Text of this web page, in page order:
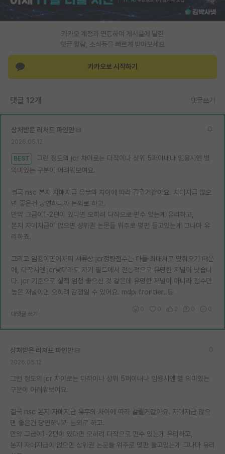
재팬라운지 🌸
카카오 계정과 연동하여 게시글에 달린
댓글 알람, 소식등을 빠르게 받아보세요
카카오로 시작하기
댓글 12개 댓글쓰기
상처받은 리처드 파인만
BEST
그런 정도의 jcr 차이로는 다작이나 상위 5퍼이내나 임용시엔 별
의미있는 구분이 어려워보여요.
결국 nsc 본지 자매지급 유무의 차이에 따라 갈릴거같아요. 자매지급 많으
면 좋은건 당연하니까 논외로 하고.
만약 그급이1-2편이 있다면 오히려 다작으로 편수 있는게 유리하고,
본지 자매지급이 없으면 상위권 논문들 위주로 몇편 들고있는게 그나마 유
리하죠.
그리고 임용이면어차피 서류상 jcr정량점수는 다들 최대치로 맞춰오기 때문
에, 다작시엔 jcr낮더라도 자기 필드에서 전통적으로 유명한 저널이 낫습니
다. jcr 기준으로 실적 엄청 좋으신 것 같은데 유명한 저널이 아니라 점수만
높은 저널이면 오히려 감점일 수 있어요. mdpi frontier..등
대댓글 쓰기
상처받은 리처드 파인만
그런 정도의 jcr 차이로는 다작이나 상위 5퍼이내나 임용시엔 별 의미있는
구분이 어려워보여요.
결국 nsc 본지 자매지급 유무의 차이에 따라 갈릴거같아요. 자매지급 많으
면 좋은건 당연하니까 논외로 하고.
만약 그급이1-2편이 있다면 오히려 다작으로 편수 있는게 유리하고,
본지 자매지급이 없으면 상위권 논문들 위주로 몇편 들고있는게 그나마 유리